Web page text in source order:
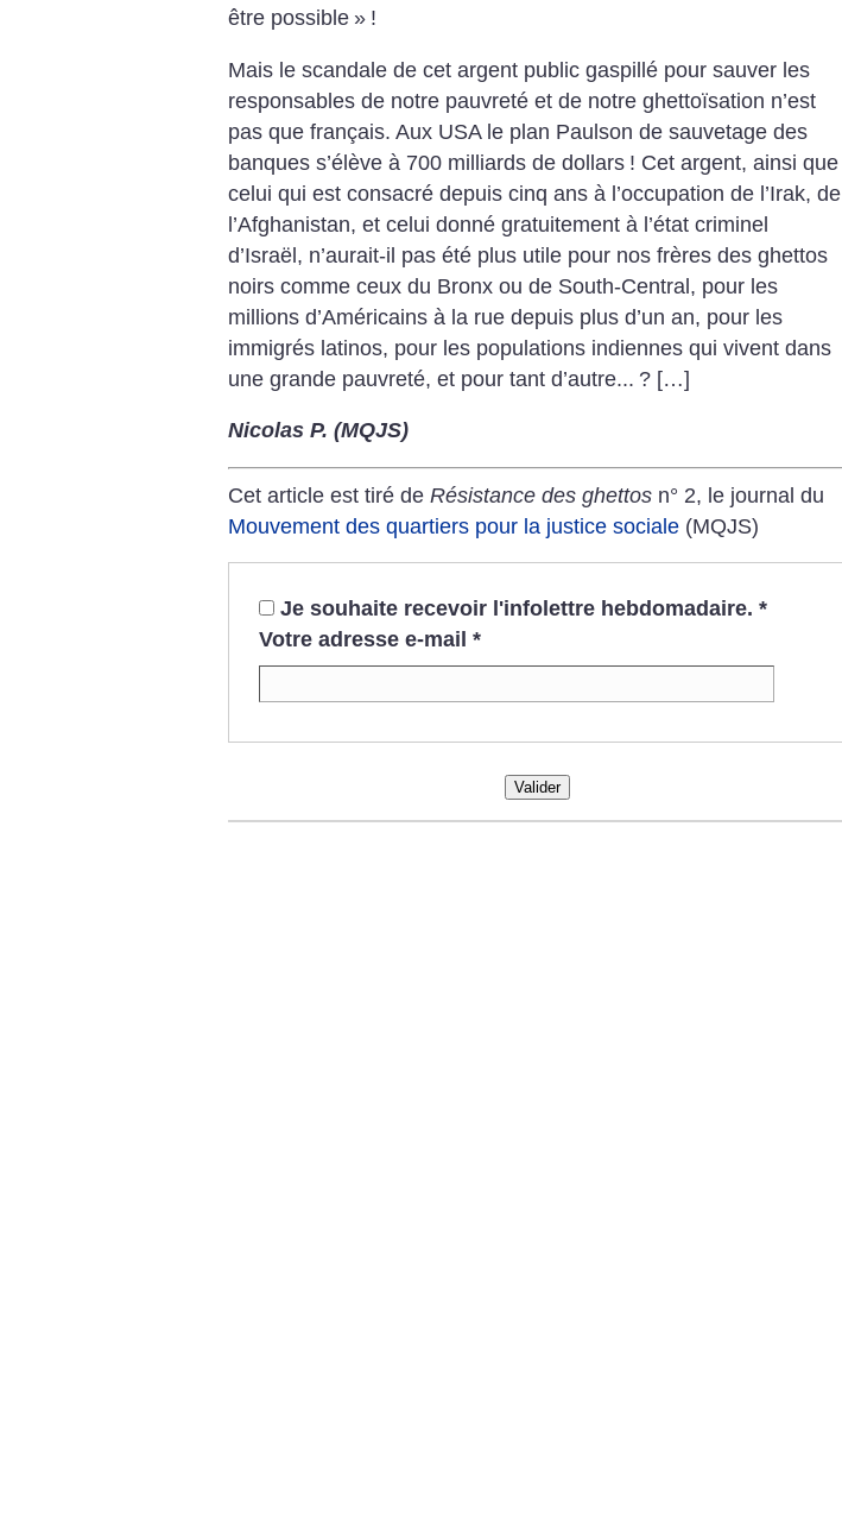
être possible » !
Mais le scandale de cet argent public gaspillé pour sauver les
responsables de notre pauvreté et de notre ghettoïsation n’est
pas que français. Aux USA le plan Paulson de sauvetage des
banques s’élève à 700 milliards de dollars ! Cet argent, ainsi que
celui qui est consacré depuis cinq ans à l’occupation de l’Irak, de
l’Afghanistan, et celui donné gratuitement à l’état criminel
d’Israël, n’aurait-il pas été plus utile pour nos frères des ghettos
noirs comme ceux du Bronx ou de South-Central, pour les
millions d’Américains à la rue depuis plus d’un an, pour les
immigrés latinos, pour les populations indiennes qui vivent dans
une grande pauvreté, et pour tant d’autre... ? […]
Nicolas P. (MQJS)
Cet article est tiré de Résistance des ghettos n° 2, le journal du
Mouvement des quartiers pour la justice sociale (MQJS)
Je souhaite recevoir l'infolettre hebdomadaire. *
Votre adresse e-mail *
Valider